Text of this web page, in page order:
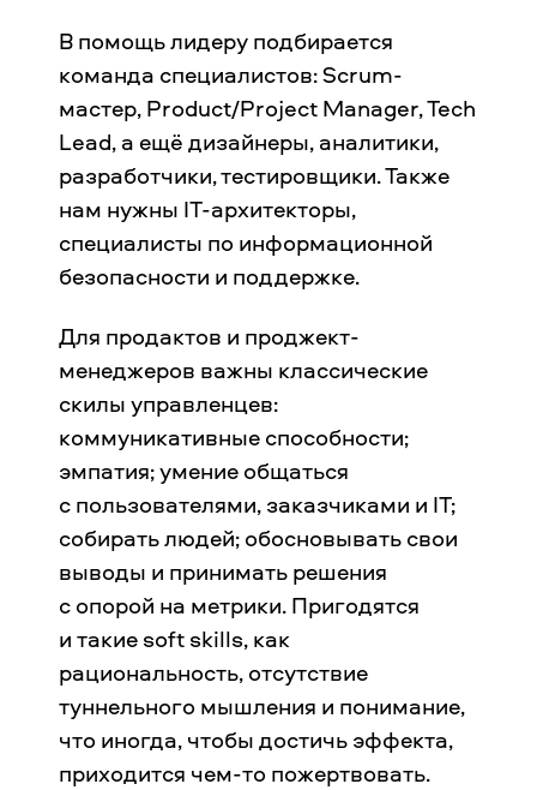
В помощь лидеру подбирается
команда специалистов: Scrum-
мастер, Product/Project Manager, Tech
Lead, а ещё дизайнеры, аналитики,
разработчики, тестировщики. Также
нам нужны IT-архитекторы,
специалисты по информационной
безопасности и поддержке.
Для продактов и проджект-
менеджеров важны классические
скилы управленцев:
коммуникативные способности;
эмпатия; умение общаться
с пользователями, заказчиками и IT;
собирать людей; обосновывать свои
выводы и принимать решения
с опорой на метрики. Пригодятся
и такие soft skills, как
рациональность, отсутствие
туннельного мышления и понимание,
что иногда, чтобы достичь эффекта,
приходится чем-то пожертвовать.